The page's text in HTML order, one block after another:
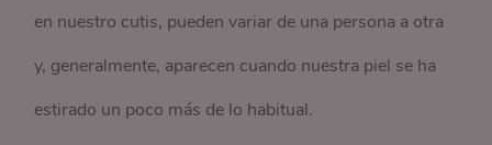
en nuestro cutis, pueden variar de una persona a otra
y, generalmente, aparecen cuando nuestra piel se ha
estirado un poco más de lo habitual.